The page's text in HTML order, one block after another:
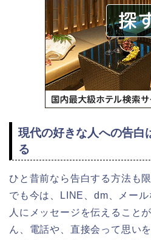
現代の好きな人への告白
る
ひと昔前なら告白する方法も
でも今は、LINE、dm、メー
人にメッセージを伝えること
ん、電話や、直接会って 思い